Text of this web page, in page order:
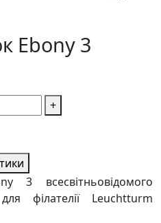
Ebony 3
+
всесвітньовідомого
філателії Leuchtturm